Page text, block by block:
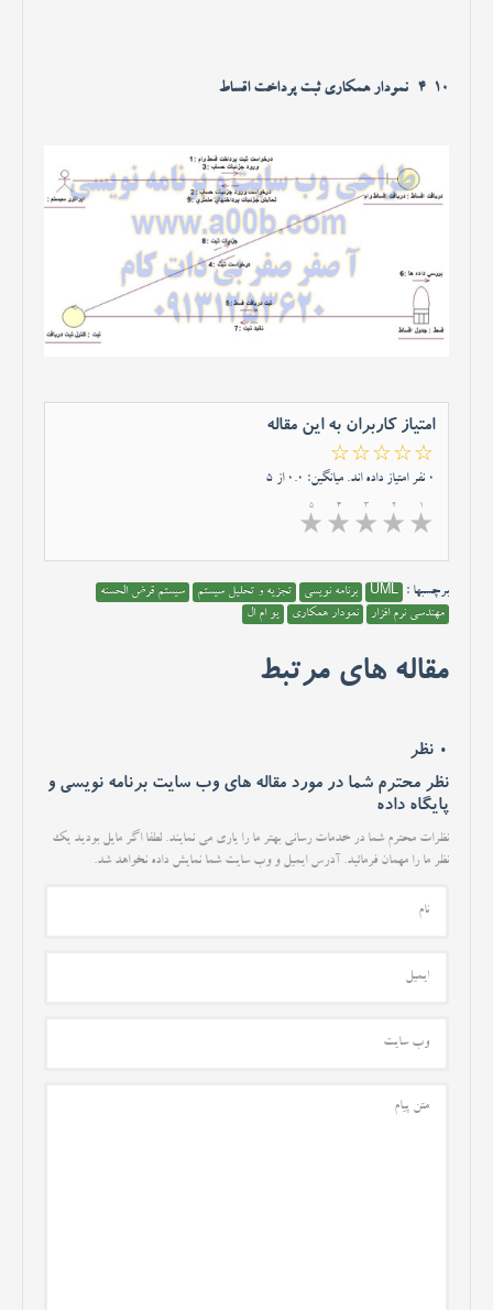
4-10- نمودار همکاری ثبت پرداخت اقساط
امتیاز کاربران به این مقاله
☆☆☆☆☆
0 نفر امتیاز داده اند. میانگین: 0.0 از 5
5
★
4
★
3
★
2
★
1
★
برچسبها : UML برنامه نویسی تجزیه و تحلیل سیستم
سیستم قرض الحسنه
مهندسی نرم افزار
نمودار همکاری یو ام ال
مقاله های مرتبط
0 نظر
نظر محترم شما در مورد مقاله های وب سایت برنامه نویسی و
پایگاه داده
نظرات محترم شما در خدمات رسانی بهتر ما را یاری می نمایند. لطفا اگر مایل بودید یک
نظر ما را مهمان فرمائید. آدرس ایمیل و وب سایت شما نمایش داده نخواهد شد.